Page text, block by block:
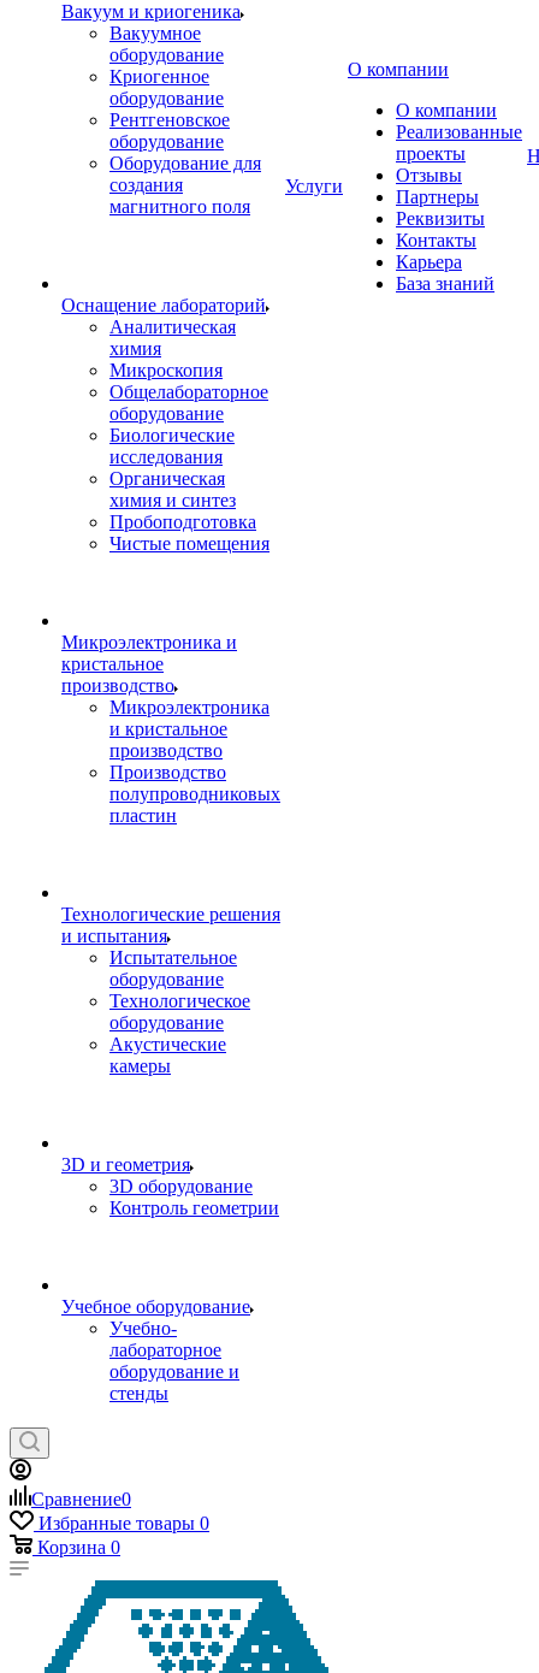
Вакуум и криогеника
Вакуумное
оборудование
Криогенное
оборудование
Рентгеновское
оборудование
Оборудование для
создания
магнитного поля
Оснащение лабораторий
Аналитическая
химия
Микроскопия
Общелабораторное
оборудование
Биологические
исследования
Органическая
химия и синтез
Пробоподготовка
Чистые помещения
Микроэлектроника и
кристальное
производство
Микроэлектроника
и кристальное
производство
Производство
полупроводниковых
пластин
Технологические решения
и испытания
Испытательное
оборудование
Технологическое
оборудование
Акустические
камеры
3D и геометрия
3D оборудование
Контроль геометрии
Учебное оборудование
Учебно-
лабораторное
оборудование и
стенды
Услуги
О компании
О компании
Реализованные
проекты
Отзывы
Партнеры
Реквизиты
Контакты
Карьера
База знаний
Сравнение0
Избранные товары 0
Корзина 0